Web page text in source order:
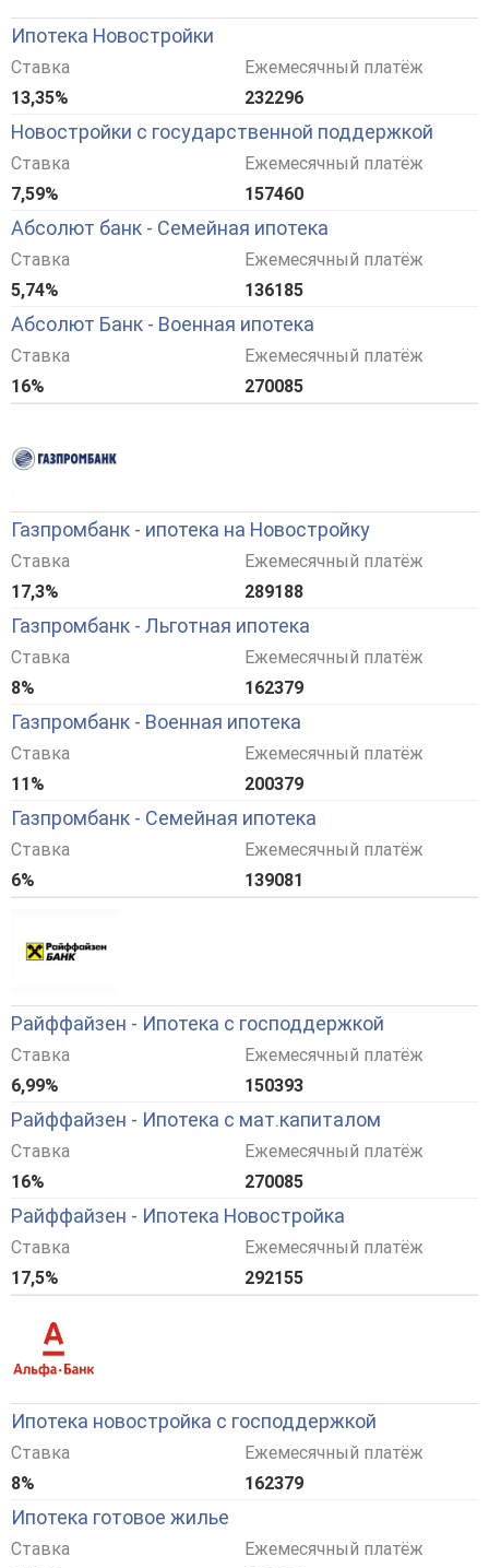
Ипотека Новостройки
Ставка
13,35%
Ежемесячный платёж
232296
Новостройки с государственной поддержкой
Ставка
7,59%
Ежемесячный платёж
157460
Абсолют банк - Семейная ипотека
Ставка
5,74%
Ежемесячный платёж
136185
Абсолют Банк - Военная ипотека
Ставка
16%
Ежемесячный платёж
270085
Газпромбанк - ипотека на Новостройку
Ставка
17,3%
Ежемесячный платёж
289188
Газпромбанк - Льготная ипотека
Ставка
8%
Ежемесячный платёж
162379
Газпромбанк - Военная ипотека
Ставка
11%
Ежемесячный платёж
200379
Газпромбанк - Семейная ипотека
Ставка
6%
Ежемесячный платёж
139081
Райффайзен - Ипотека с господдержкой
Ставка
6,99%
Ежемесячный платёж
150393
Райффайзен - Ипотека с мат.капиталом
Ставка
16%
Ежемесячный платёж
270085
Райффайзен - Ипотека Новостройка
Ставка
17,5%
Ежемесячный платёж
292155
Ипотека новостройка с господдержкой
Ставка
8%
Ежемесячный платёж
162379
Ипотека готовое жилье
Ставка
Ежемесячный платёж